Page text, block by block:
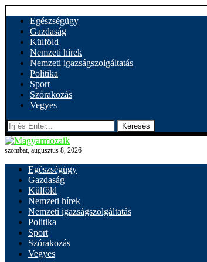
Egészségügy
Gazdaság
Külföld
Nemzeti hírek
Nemzeti igazságszolgáltatás
Politika
Sport
Szórakozás
Vegyes
Keresés
szombat, augusztus 8, 2026
Egészségügy
Gazdaság
Külföld
Nemzeti hírek
Nemzeti igazságszolgáltatás
Politika
Sport
Szórakozás
Vegyes